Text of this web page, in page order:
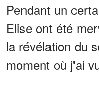
Pendant un
Elise ont été
la révélation du
moment où j'ai